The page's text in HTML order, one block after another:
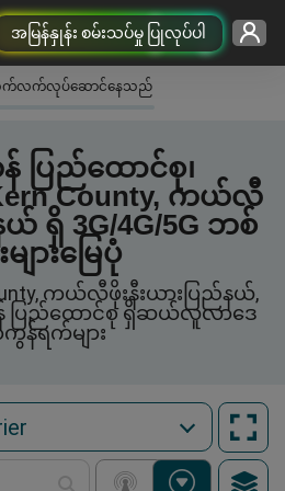
အမြန်နှုန်း စမ်းသပ်မှု ပြုလုပ်ပါ
က်လက်လုပ်ဆောင်နေသည်
ပြည်ထောင်စု၊
County, ကယ်လီ
ယ် ရှိ 3G/4G/5G ဘစ်
ျားမြေပုံ
ကယ်လီဖိုးနီးယားပြည်နယ်,
န် ပြည်ထောင်စု ရှိဆယ်လူလာဒေ
န်ရက်များ